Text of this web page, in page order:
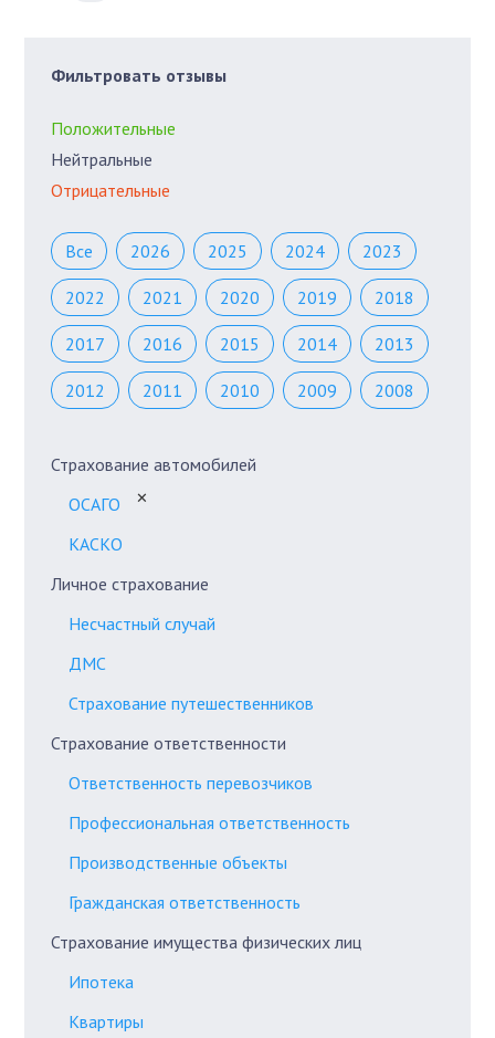
Фильтровать отзывы
Положительные
Нейтральные
Отрицательные
Все 2026 2025 2024 2023
2022 2021 2020 2019 2018
2017 2016 2015 2014 2013
2012 2011 2010 2009 2008
Страхование автомобилей
ОСАГО
✕
КАСКО
Личное страхование
Несчастный случай
ДМС
Страхование путешественников
Страхование ответственности
Ответственность перевозчиков
Профессиональная ответственность
Производственные объекты
Гражданская ответственность
Страхование имущества физических лиц
Ипотека
Квартиры